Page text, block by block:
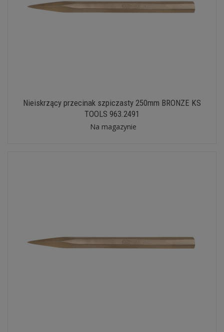
Nieiskrzący przecinak szpiczasty 250mm BRONZE KS
TOOLS 963.2491
Na magazynie